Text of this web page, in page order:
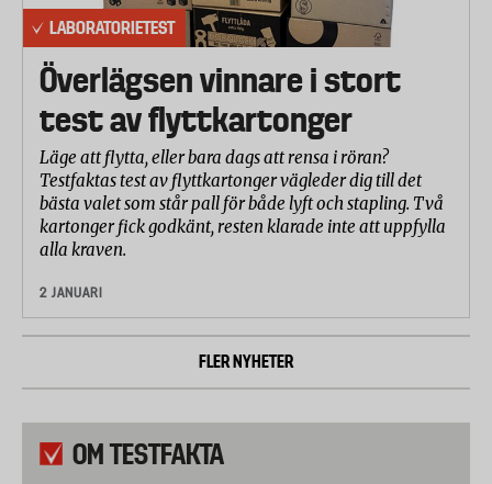
LABORATORIETEST
Överlägsen vinnare i stort
test av flyttkartonger
Läge att flytta, eller bara dags att rensa i röran?
Testfaktas test av flyttkartonger vägleder dig till det
bästa valet som står pall för både lyft och stapling. Två
kartonger fick godkänt, resten klarade inte att uppfylla
alla kraven.
2 JANUARI
FLER NYHETER
OM TESTFAKTA